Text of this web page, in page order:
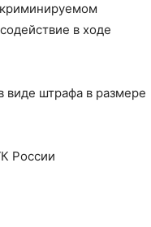
в ходе
виде штрафа в размере
России